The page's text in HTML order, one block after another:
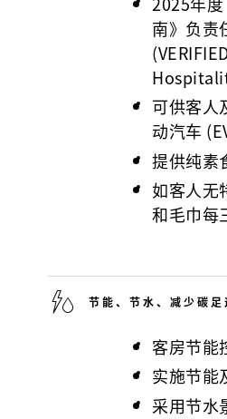
南》负责
可供客人
动汽车
提供纯素
如客人无
和毛巾每
节能、节水、减少碳足
客房节能
实施节能
采用节水